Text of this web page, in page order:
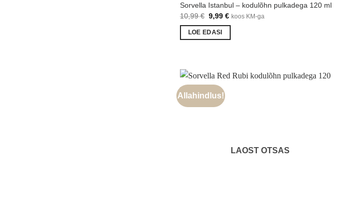
Sorvella Istanbul – kodulõhn pulkadega 120 ml
10,99€ Algne
oli:
10,99 €.
9,99€Praegune
koos KM-ga
LOE EDASI
Allahindlus!
LAOST OTSAS